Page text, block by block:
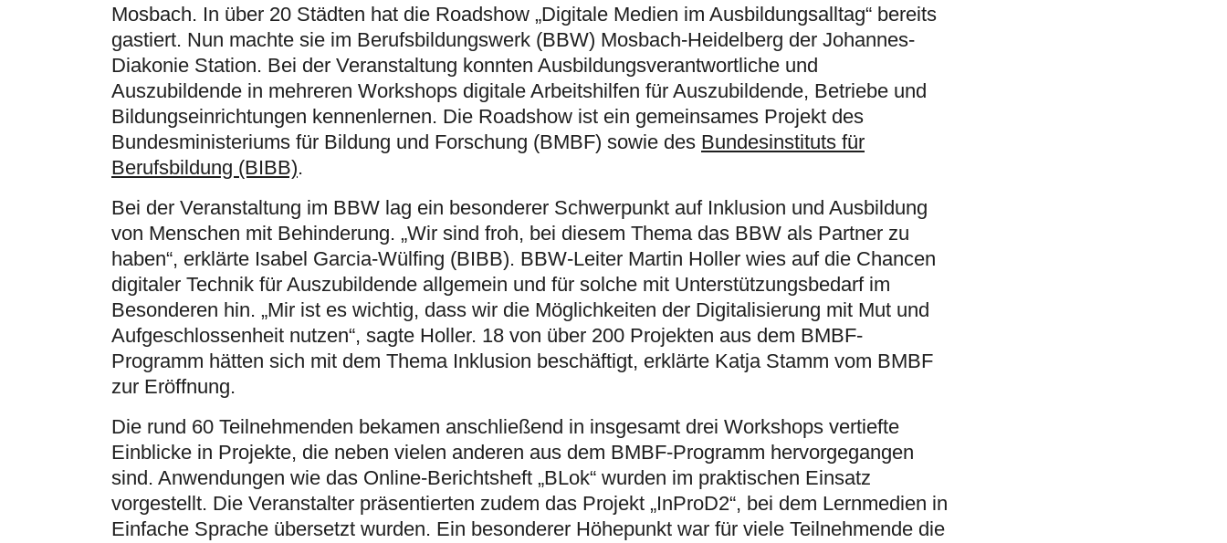
Mosbach. In über 20 Städten hat die Roadshow „Digitale Medien im Ausbildungsalltag“ bereits
gastiert. Nun machte sie im Berufsbildungswerk (BBW) Mosbach-Heidelberg der Johannes-
Diakonie Station. Bei der Veranstaltung konnten Ausbildungsverantwortliche und
Auszubildende in mehreren Workshops digitale Arbeitshilfen für Auszubildende, Betriebe und
Bildungseinrichtungen kennenlernen. Die Roadshow ist ein gemeinsames Projekt des
Bundesministeriums für Bildung und Forschung (BMBF) sowie des Bundesinstituts für
Berufsbildung (BIBB).
Bei der Veranstaltung im BBW lag ein besonderer Schwerpunkt auf Inklusion und Ausbildung
von Menschen mit Behinderung. „Wir sind froh, bei diesem Thema das BBW als Partner zu
haben“, erklärte Isabel Garcia-Wülfing (BIBB). BBW-Leiter Martin Holler wies auf die Chancen
digitaler Technik für Auszubildende allgemein und für solche mit Unterstützungsbedarf im
Besonderen hin. „Mir ist es wichtig, dass wir die Möglichkeiten der Digitalisierung mit Mut und
Aufgeschlossenheit nutzen“, sagte Holler. 18 von über 200 Projekten aus dem BMBF-
Programm hätten sich mit dem Thema Inklusion beschäftigt, erklärte Katja Stamm vom BMBF
zur Eröffnung.
Die rund 60 Teilnehmenden bekamen anschließend in insgesamt drei Workshops vertiefte
Einblicke in Projekte, die neben vielen anderen aus dem BMBF-Programm hervorgegangen
sind. Anwendungen wie das Online-Berichtsheft „BLok“ wurden im praktischen Einsatz
vorgestellt. Die Veranstalter präsentierten zudem das Projekt „InProD2“, bei dem Lernmedien in
Einfache Sprache übersetzt wurden. Ein besonderer Höhepunkt war für viele Teilnehmende die